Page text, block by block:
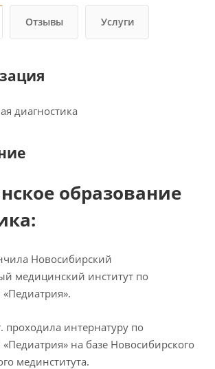
Отзывы Услуги
диагностика
образование
Новосибирский
медицинский институт по
проходила интернатуру по
на базе Новосибирского
мединститута.